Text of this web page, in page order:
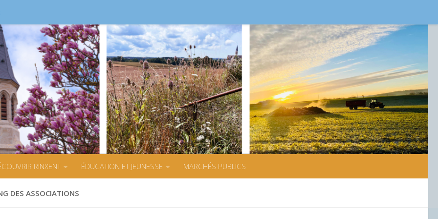
RINXENT ÉDUCATION ET JEUNESSE MARCHÉS PUBLICS
DES ASSOCIATIONS